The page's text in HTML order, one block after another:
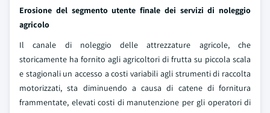
Erosione del segmento utente finale dei servizi di noleggio
agricolo
Il canale di noleggio delle attrezzature agricole, che
storicamente ha fornito agli agricoltori di frutta su piccola scala
e stagionali un accesso a costi variabili agli strumenti di raccolta
motorizzati, sta diminuendo a causa di catene di fornitura
frammentate, elevati costi di manutenzione per gli operatori di